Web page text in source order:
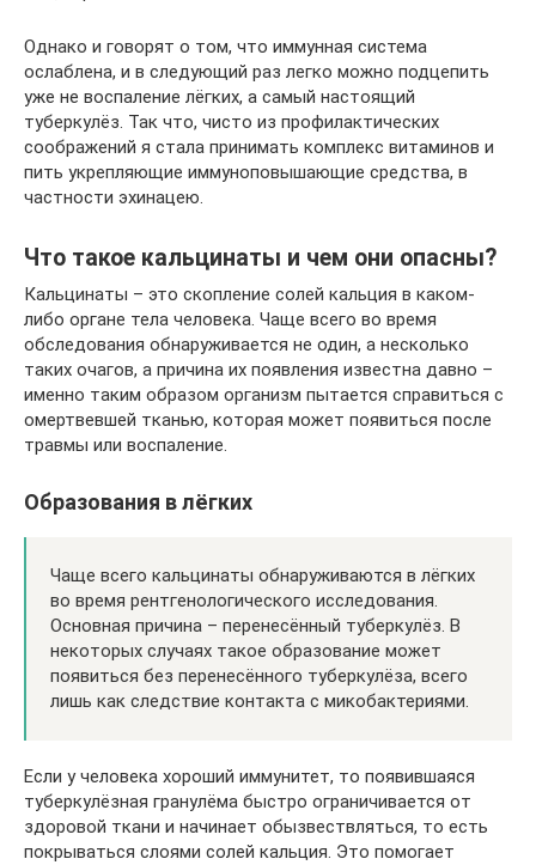
Однако и говорят о том, что иммунная система
ослаблена, и в следующий раз легко можно подцепить
уже не воспаление лёгких, а самый настоящий
туберкулёз. Так что, чисто из профилактических
соображений я стала принимать комплекс витаминов и
пить укрепляющие иммуноповышающие средства, в
частности эхинацею.
Что такое кальцинаты и чем они опасны?
Кальцинаты – это скопление солей кальция в каком-
либо органе тела человека. Чаще всего во время
обследования обнаруживается не один, а несколько
таких очагов, а причина их появления известна давно –
именно таким образом организм пытается справиться с
омертвевшей тканью, которая может появиться после
травмы или воспаление.
Образования в лёгких
Чаще всего кальцинаты обнаруживаются в лёгких
во время рентгенологического исследования.
Основная причина – перенесённый туберкулёз. В
некоторых случаях такое образование может
появиться без перенесённого туберкулёза, всего
лишь как следствие контакта с микобактериями.
Если у человека хороший иммунитет, то появившаяся
туберкулёзная гранулёма быстро ограничивается от
здоровой ткани и начинает обызвествляться, то есть
покрываться слоями солей кальция. Это помогает